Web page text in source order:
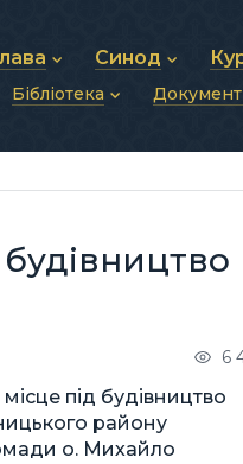
Святослав
Синод
Синод Єпископів
Митрополичі
Бібліотека
Молитви
6
під будівництво
району
о. Михайло